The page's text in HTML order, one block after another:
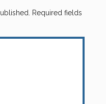
Required fields